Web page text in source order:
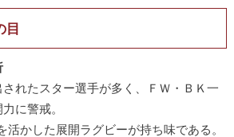
目
れたスター選手が多く、ＦＷ・ＢＫ一
に警戒。
かした展開ラグビーが持ち味である。